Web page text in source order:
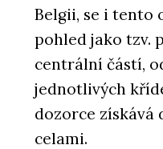
Belgii, se i tento
pohled jako tzv.
centrální částí,
jednotlivých
dozorce získává
celami.